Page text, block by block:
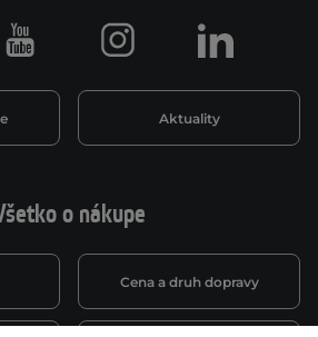
o nákupe
Cena a druh dopravy
Aktuality
Youtube Instagram LinkedIn